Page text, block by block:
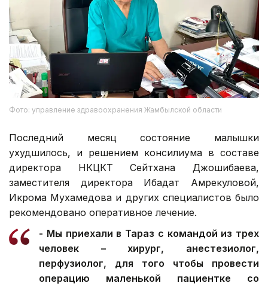
Фото: управление здравоохранения Жамбылской области
Последний месяц состояние малышки
ухудшилось, и решением консилиума в составе
директора НКЦКТ Сейтхана Джошибаева,
заместителя директора Ибадат Амрекуловой,
Икрома Мухамедова и других специалистов было
рекомендовано оперативное лечение.
- Мы приехали в Тараз с командой из трех
человек – хирург, анестезиолог,
перфузиолог, для того чтобы провести
операцию маленькой пациентке со